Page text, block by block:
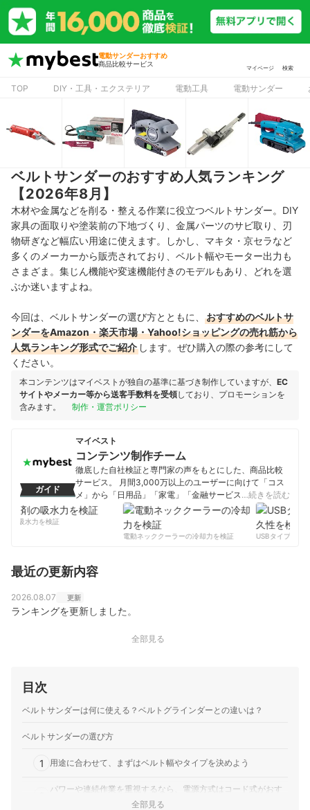
電動サンダーおすすめ
商品比較サービス
マイページ 検索
TOP DIY・工具・エクステリア 電動工具 電動サンダー
ベルトサンダーのおすすめ人気ランキング
【2026年8月】
木材や金属などを削る・整える作業に役立つベルトサンダー。DIY
家具の面取りや塗装前の下地づくり、金属パーツのサビ取り、刃
物研ぎなど幅広い用途に使えます。しかし、マキタ・京セラなど
多くのメーカーから販売されており、ベルト幅やモーター出力も
さまざま。集じん機能や変速機能付きのモデルもあり、どれを選
ぶか迷いますよね。
今回は、ベルトサンダーの選び方とともに、
おすすめのベルトサ
ンダーをAmazon・楽天市場・Yahoo!ショッピングの売れ筋から
人気ランキング形式でご紹介 します。ぜひ購入の際の参考にして
ください。
本コンテンツはマイベストが独自の基準に基づき制作していますが、 EC
サイトやメーカー等から送客手数料を受領しており、プロモーションを
含みます。
制作・運営ポリシー
ガイド
マイベスト
コンテンツ制作チーム
徹底した自社検証と専門家の声をもとにした、商品比較
サービス。 月間3,000万以上のユーザーに向けて「コス
メ」から「日用品」「家電」「金融サービス」まで、ベ
ストな商品を選んでもらうために、毎日コンテンツを制
コンテンツ制作チームのプロフィール
…続きを読む
の吸水力を検証
電動ネッククーラーの冷却力を検証
USBタイプCケー
最近の更新内容
2026.08.07 更新
ランキングを更新しました。
全部見る
目次
ベルトサンダーは何に使える？ベルトグラインダーとの違いは？
ベルトサンダーの選び方
1 用途に合わせて、まずはベルト幅やタイプを決めよう
パワーや連続作業を重視するなら、電源方式はコード式がおす
全部見る